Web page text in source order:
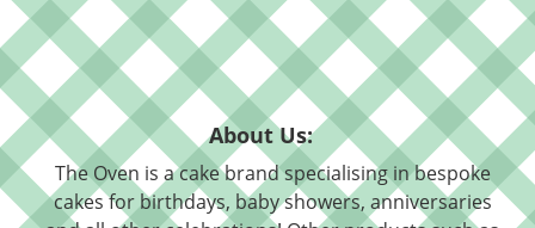
About Us:
The Oven is a cake brand specialising in bespoke
cakes for birthdays, baby showers, anniversaries